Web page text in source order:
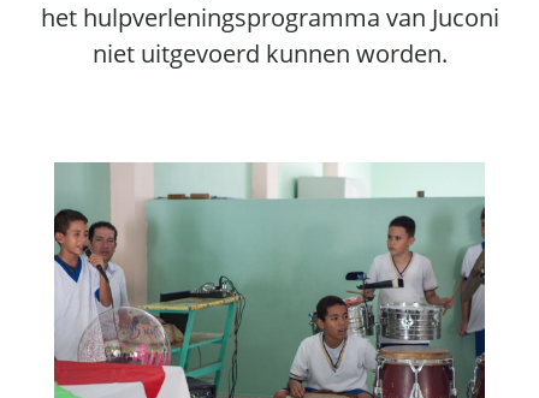
het hulpverleningsprogramma van Juconi
niet uitgevoerd kunnen worden.